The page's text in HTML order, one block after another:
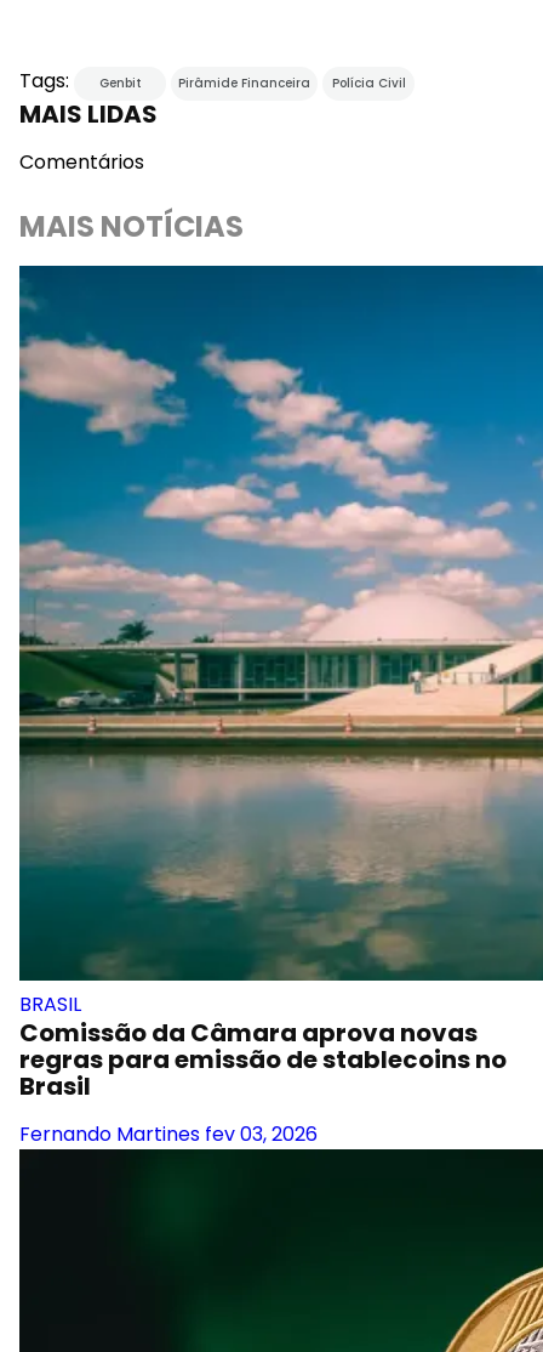
Tags: Genbit Pirâmide Financeira Polícia Civil
MAIS LIDAS
Comentários
MAIS NOTÍCIAS
BRASIL
Comissão da Câmara aprova novas
regras para emissão de stablecoins no
Brasil
Fernando Martines fev 03, 2026